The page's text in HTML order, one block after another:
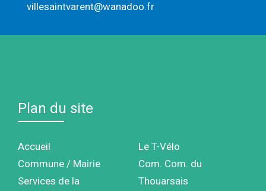
villesaintvarent@wanadoo.fr
Plan du site
Accueil
Commune / Mairie
Services de la
Le T-Vélo
Com. Com. du
Thouarsais